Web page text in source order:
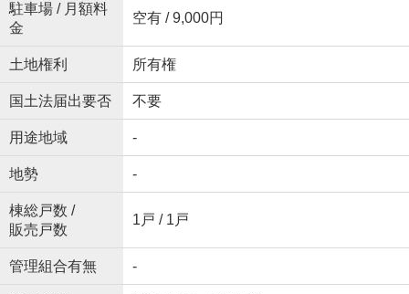
駐車場 / 月額料
金
空有 / 9,000円
土地権利 所有権
国土法届出要否 不要
用途地域 -
地勢 -
棟総戸数 /
販売戸数
1戸 / 1戸
管理組合有無 -